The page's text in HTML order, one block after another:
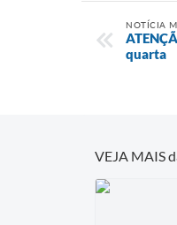
NOTÍCIA
quarta
VEJA MAIS